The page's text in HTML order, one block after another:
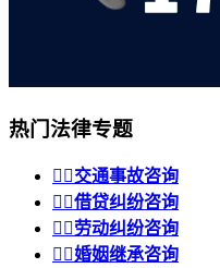
热门法律专题
 交通事故咨询
 借贷纠纷咨询
 劳动纠纷咨询
 婚姻继承咨询